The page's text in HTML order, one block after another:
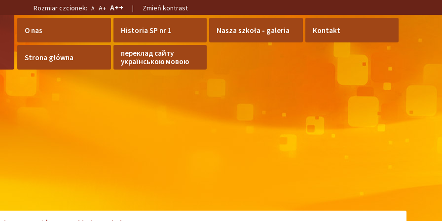
Rozmiar czcionek: A A+ A++ | Zmień kontrast
O nas Historia SP nr 1 Nasza szkoła - galeria Kontakt
Strona główna
переклад сайту
українською мовою